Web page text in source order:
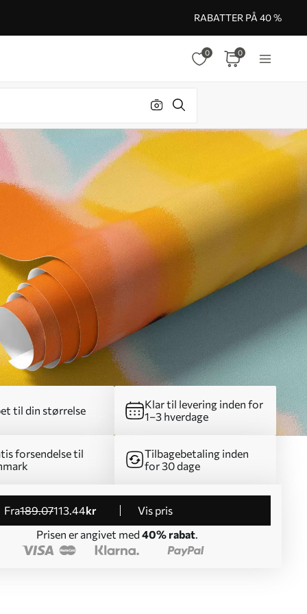
RABATTER PÅ 40 %
0 0
til din størrelse
Klar til levering inden for
1–3 hverdage
forsendelse til
Tilbagebetaling inden
for 30 dage
fra189.07113.44kr
Vis pris
Prisen er angivet med 40% rabat.